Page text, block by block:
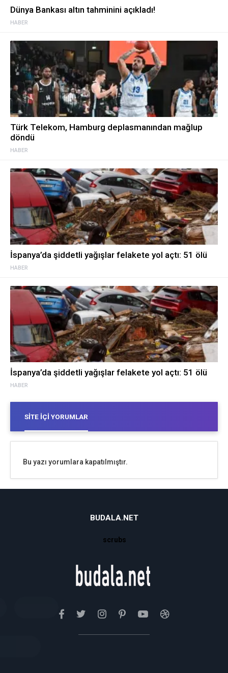
HABER
Dünya Bankası altın tahminini açıkladı!
HABER
Türk Telekom, Hamburg deplasmanından mağlup
döndü
HABER
İspanya’da şiddetli yağışlar felakete yol açtı: 51 ölü
HABER
İspanya’da şiddetli yağışlar felakete yol açtı: 51 ölü
SITE İÇI YORUMLAR
Bu yazı yorumlara kapatılmıştır.
BUDALA.NET
scrubs